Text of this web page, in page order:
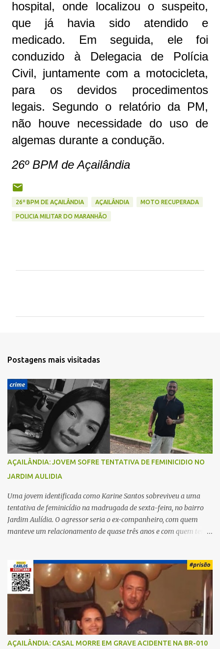
hospital, onde localizou o suspeito,
que já havia sido atendido e
medicado. Em seguida, ele foi
conduzido à Delegacia de Polícia
Civil, juntamente com a motocicleta,
para os devidos procedimentos
legais. Segundo o relatório da PM,
não houve necessidade do uso de
algemas durante a condução.
26º BPM de Açailândia
26º BPM DE AÇAILÂNDIA AÇAILÂNDIA MOTO RECUPERADA
POLICIA MILITAR DO MARANHÃO
r
Postagens mais visitadas
AÇAILÂNDIA: JOVEM SOFRE TENTATIVA DE FEMINICIDIO NO
JARDIM AULIDIA
Uma jovem identificada como Karine Santos sobreviveu a uma
tentativa de feminicídio na madrugada de sexta-feira, no bairro
Jardim Aulídia. O agressor seria o ex-companheiro, com quem
manteve um relacionamento de quase três anos e com quem tem
ela deixou claro que não queria. Naquela noite, a vítima recebeu o
convite de um amigo para ir a uma festa. Ao chegar ao local,
percebeu que o ex também estava presente, mas permaneceu
tranquila durante todo o evento. O ataque aconteceu quando
Karine retornava para casa, por volta das 5h40 da manhã.
“Quando cheguei, ele estava escondido. Assim que me viu, entrou
no carro e começou a me atacar com uma faca, atingindo também
AÇAILÂNDIA: CASAL MORRE EM GRAVE ACIDENTE NA BR-010